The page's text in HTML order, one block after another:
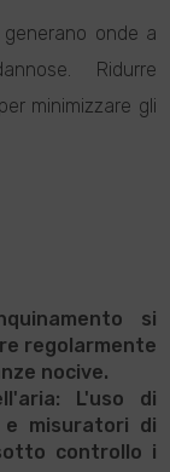
onde a
Ridurre
minimizzare gli
si
regolarmente
nocive.
L'uso di
e misuratori di
controllo i